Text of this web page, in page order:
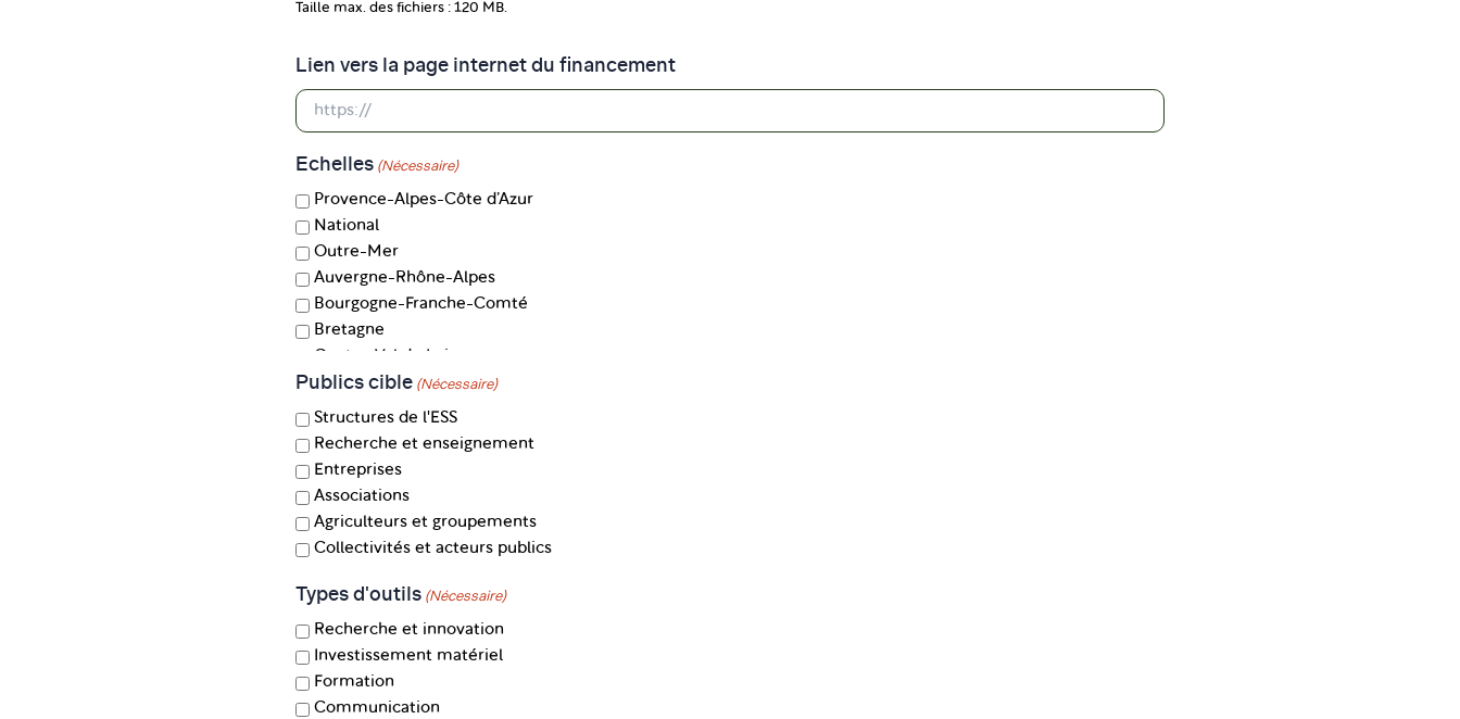
Taille max. des fichiers : 120 MB.
Lien vers la page internet du financement
Echelles (Nécessaire)
Provence-Alpes-Côte d’Azur
National
Outre-Mer
Auvergne-Rhône-Alpes
Bourgogne-Franche-Comté
Bretagne
Corse
Grand Est
Hauts-de-France
Île-de-France
Normandie
Nouvelle-Aquitaine
Occitanie
Publics cible (Nécessaire)
Structures de l'ESS
Recherche et enseignement
Entreprises
Associations
Agriculteurs et groupements
Collectivités et acteurs publics
Types d'outils (Nécessaire)
Recherche et innovation
Investissement matériel
Formation
Communication